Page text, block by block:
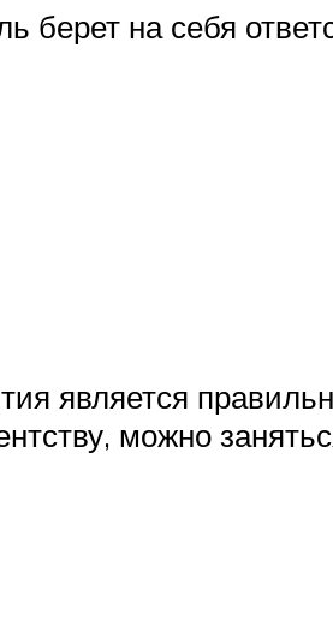
берет на себя
является
можно